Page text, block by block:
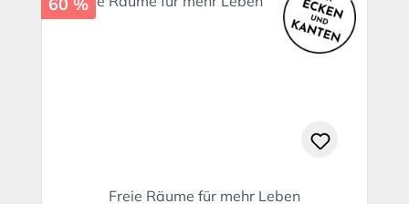
Freie Räume für mehr Leben